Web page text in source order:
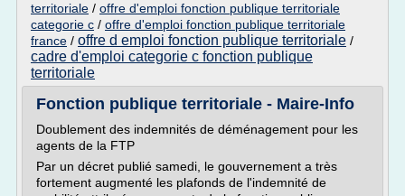
territoriale / offre d'emploi fonction publique territoriale
categorie c / offre d'emploi fonction publique territoriale
france / offre d emploi fonction publique territoriale /
cadre d'emploi categorie c fonction publique
territoriale
Fonction publique territoriale - Maire-Info
Doublement des indemnités de déménagement pour les
agents de la FTP
Par un décret publié samedi, le gouvernement a très
fortement augmenté les plafonds de l'indemnité de